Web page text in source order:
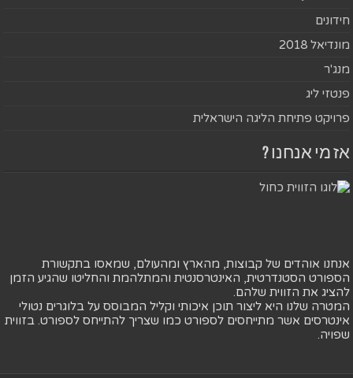
חידונים
מונדיאל 2018
מנג'ר
פנטזי ליג
פרויקט פתיחת הליגה הישראלית
אז מי אנחנו ?
אנחנו אוהדים של קבוצות, מהארץ ומהעולם, שמאסו בתקשורת
הספורט הסטנדרטית, האינטרסנטית והמתלהמת והחליטו שהגיע הזמן
להציג את הזווית שלהם.
המטרה שלנו היא ליצור תוכן איכותי וקליל המבוסס על בלוגרים נטולי
אינטרסים אשר מתייחסים לספורט כמו שצריך להתייחס לספורט. בזווית
שפויה.